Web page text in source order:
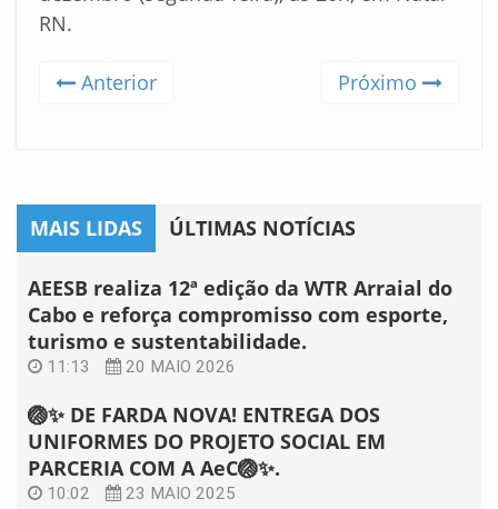
RN.
Anterior Próximo
MAIS LIDAS ÚLTIMAS NOTÍCIAS
AEESB realiza 12ª edição da WTR Arraial do
Cabo e reforça compromisso com esporte,
turismo e sustentabilidade.
11:13 20 MAIO 2026
🏐✨ DE FARDA NOVA! ENTREGA DOS
UNIFORMES DO PROJETO SOCIAL EM
PARCERIA COM A AeC🏐✨.
10:02 23 MAIO 2025